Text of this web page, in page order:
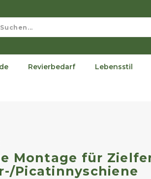
Revierbedarf Lebensstil
Montage für
Picatinnyschiene